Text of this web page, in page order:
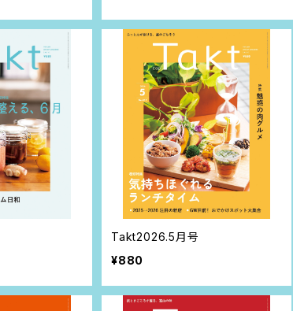
Takt2026.5月号
¥880